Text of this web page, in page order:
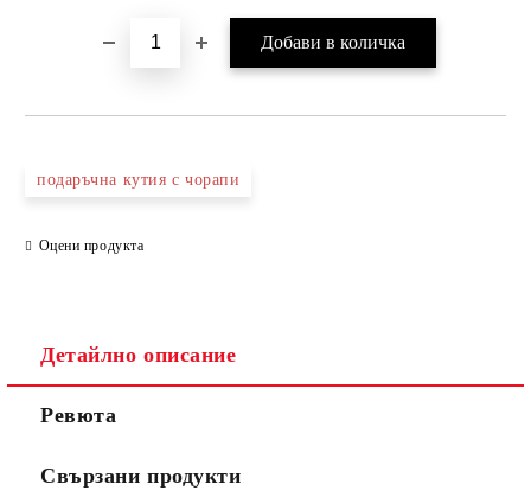
подаръчна кутия с чорапи
Оцени продукта
Детайлно описание
Ревюта
Свързани продукти